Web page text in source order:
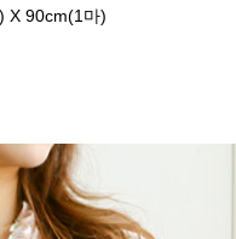
X 90cm(1마)